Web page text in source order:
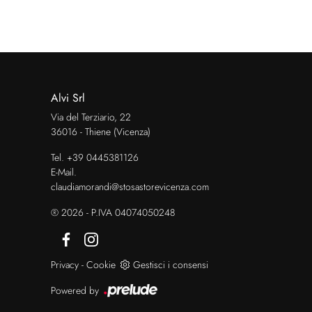
Alvi Srl
Via del Terziario, 22
36016 - Thiene (Vicenza)
Tel. +39 0445381126
E-Mail.
claudiamorandi@stosastorevicenza.com
® 2026 - P.IVA 04074050248
Privacy - Cookie
Gestisci i consensi
Powered by